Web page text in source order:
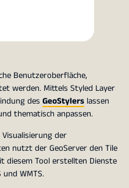
Benutzeroberfläche,
werden. Mittels Styled Layer
des GeoStylers lassen
thematisch anpassen.
der
nutzt der GeoServer den Tile
diesem Tool erstellten Dienste
WMTS.